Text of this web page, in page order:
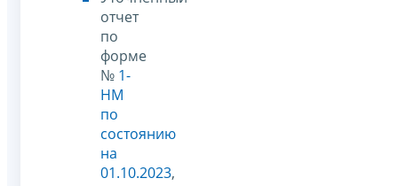
отчет
по
форме
№ 1-
НМ
по
состоянию
на
01.10.2023,